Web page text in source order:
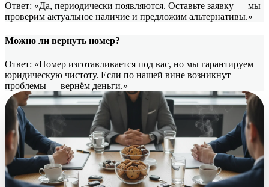
Ответ: «Да, периодически появляются. Оставьте заявку — мы
проверим актуальное наличие и предложим альтернативы.»
Можно ли вернуть номер?
Ответ: «Номер изготавливается под вас, но мы гарантируем
юридическую чистоту. Если по нашей вине возникнут
проблемы — вернём деньги.»